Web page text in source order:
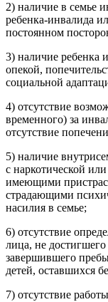
2) наличие в семье
ребенка-инвалида
постоянном
3) наличие ребенка
опекой,
социальной
4) отсутствие
временного) за
отсутствие
5) наличие
с наркотической
имеющими
страдающими
насилия в семье;
6) отсутствие
лица, не достигшего
завершившего
детей, оставшихся
7) отсутствие